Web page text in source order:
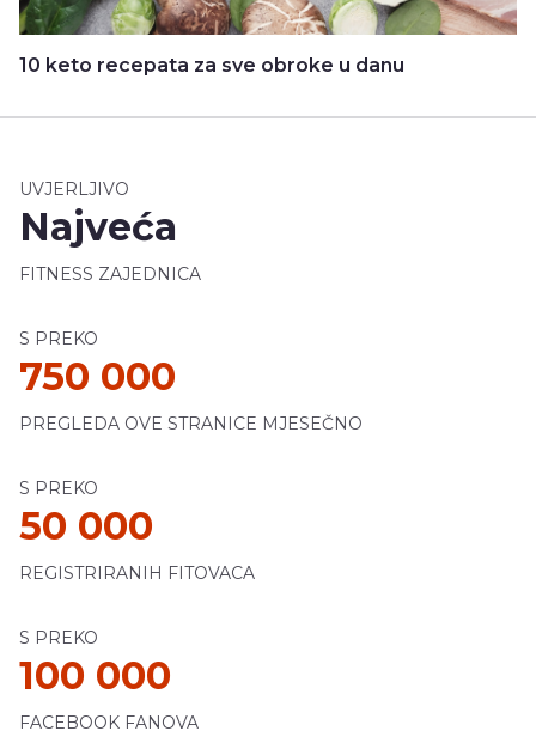
10 keto recepata za sve obroke u danu
UVJERLJIVO
Najveća
FITNESS ZAJEDNICA
S PREKO
750 000
PREGLEDA OVE STRANICE MJESEČNO
S PREKO
50 000
REGISTRIRANIH FITOVACA
S PREKO
100 000
FACEBOOK FANOVA